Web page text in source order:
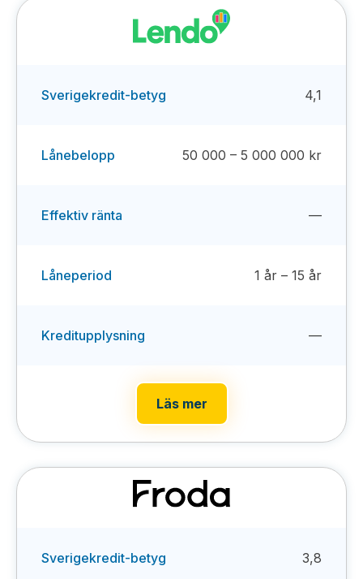
Sverigekredit-betyg 4,1
Lånebelopp 50 000 – 5 000 000 kr
Effektiv ränta —
Låneperiod 1 år – 15 år
Kreditupplysning —
Läs mer
Sverigekredit-betyg 3,8